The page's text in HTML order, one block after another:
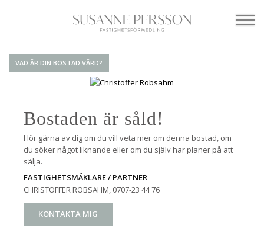
VAD ÄR DIN BOSTAD VÄRD?
Bostaden är såld!
Hör gärna av dig om du vill veta mer om denna bostad, om
du söker något liknande eller om du själv har planer på att
sälja.
FASTIGHETSMÄKLARE / PARTNER
CHRISTOFFER ROBSAHM, 0707-23 44 76
KONTAKTA MIG